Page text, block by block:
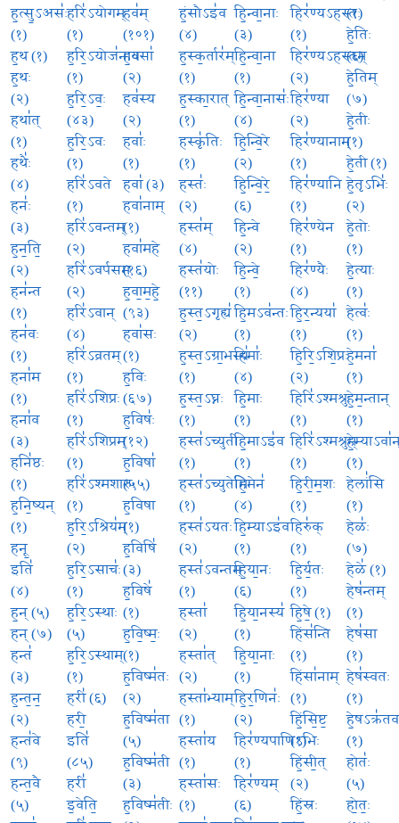
ह॒त्सु॒ऽअसः॑
(१)
ह॒थ (१)
ह॒थः
(२)
हथा॑त्
(१)
हथैः॑
(४)
हनः॑
(३)
ह॒न॒ति॒
(२)
हन॑न्त
(१)
हन॑वः
(१)
हना॑म
(१)
हना॑व
(३)
हनि॑ष्ठः
(१)
ह॒नि॒ष्यन्
(१)
हनू॒
इति॑
(४)
ह॒न् (५)
हन् (७)
हन्त॑
(३)
ह॒न्त॒न॒
(२)
हन्त॑वे
(९)
हन्त॒वै
(५)
हरि॑ऽयोगम्
(१)
ह॒रि॒ऽयोज॑नाय
(१)
ह॒रि॒ऽवः॒
(४३)
ह॒रि॒ऽवः
(१)
हरि॑ऽवते
(१)
हरि॑ऽवन्तम्
(२)
हरि॑ऽवर्पसम्
(२)
हरि॑ऽवान्
(४)
हरि॑ऽव्रतम्
(१)
हरि॑ऽशिप्रः
(१)
हरि॑ऽशिप्रम्
(१)
हरि॑ऽश्मशारुः
(१)
ह॒रि॒ऽश्रिय॑म्
(२)
ह॒रि॒ऽसाचः॑
(१)
ह॒रि॒ऽस्थाः
(५)
ह॒रि॒ऽस्थाम्
(१)
हरी॑ (६)
हरी॒
इति॑
(८५)
हरी॑
इ॒वेति॒
हव॑म्
(१०१)
ह॒वसा॑
(२)
हव॑स्य
(२)
हवाः॑
(१)
हवा॑ (३)
हवा॑नाम्
(१)
हवा॑महे
(१६)
ह॒वा॒म॒हे॒
(९३)
हवा॑सः
(१)
ह॒विः
(६७)
ह॒विषः॑
(१२)
ह॒विषा॑
(५५)
ह॒विषा
(१)
ह॒विषि॑
(३)
ह॒विषे॑
(१)
ह॒वि॒ष्मः॒
(१)
ह॒विष्म॑तः
(२)
ह॒विष्म॑ता
(५)
ह॒विष्म॑ती
(३)
ह॒विष्म॑तीः
हं॒सौऽइ॑व
(४)
ह॒स्क॒र्तार॑म्
(१)
ह॒स्का॒रात्
(१)
हस्कृ॑तिः
(१)
हस्तः॑
(२)
हस्त॑म्
(४)
हस्त॑योः
(११)
ह॒स्त॒ऽगृह्य॑
(२)
ह॒स्त॒ऽग्रा॒भस्य॑
(१)
ह॒स्त॒ऽघ्नः
(१)
हस्त॑ऽच्युती
(१)
हस्त॑ऽच्युतेभिः
(१)
हस्त॑ऽयतः
(२)
हस्त॑ऽवन्तम्
(१)
हस्ता॑
(२)
हस्ता॑त्
(२)
हस्ता॑भ्याम्
(१)
हस्ता॑य
(१)
हस्ता॑सः
(१)
हि॒न्वा॒नाः
(३)
हि॒न्वा॒ना
(१)
हि॒न्वा॒नासः॑
(४)
हि॒न्वि॒रे
(२)
हि॒न्वि॒रे॒
(६)
हि॒न्वे
(२)
हि॒न्वे॒
(१)
हि॒मऽव॑न्तः
(१)
हिमाः॑
(४)
हि॒माः
(१)
हि॒माऽइ॑व
(१)
हि॒मेन॑
(४)
हि॒म्याऽइ॑व
(१)
हि॒या॒नः
(६)
हि॒या॒नस्य॑
(१)
हि॒या॒नाः
(१)
हि॒र॒णिनः॑
(२)
हिर॑ण्यपाणिऽभिः
(१)
हिर॑ण्यम्
(६)
हिर॑ण्यऽहस्तः
(१)
हिर॑ण्यऽहस्तम्
(२)
हिर॑ण्या
(२)
हिर॑ण्यानाम्
(१)
हिर॑ण्यानि
(१)
हिर॑ण्येन
(१)
हिर॑ण्यैः
(४)
हि॒र॒न्यया॑
(१)
हि॒रि॒ऽशि॒प्रः
(२)
हिरि॑ऽश्मश्रुः
(१)
हिरि॑ऽश्मश्रुम्
(१)
हि॒री॒म॒शः
(१)
हिरु॑क्
(१)
हि॒र्य॒तः
(१)
हि॒षे॒ (१)
हिंस॑न्ति
(१)
हिंसा॑नाम्
(१)
हिं॒सि॒ष्ट॒
(१)
हिं॒सी॒त्
(२)
हिं॒स्रः
(१)
हे॒तिः
(६)
हे॒तिम्
(७)
हे॒तीः
(१)
हे॒ती (१)
हे॒तृऽभिः॑
(२)
हे॒तोः
(१)
हे॒त्याः
(१)
हेत्वः॑
(१)
हे॒मना॑
(१)
हे॒म॒न्तान्
(१)
(१)
हेलां॑सि
(१)
हेळः॑
(७)
हेळे॑ (१)
हेष॑न्तम्
(१)
हेष॑सा
(१)
हेष॑स्वतः
(१)
(१)
होतः॑
(५)
हो॒तः॒